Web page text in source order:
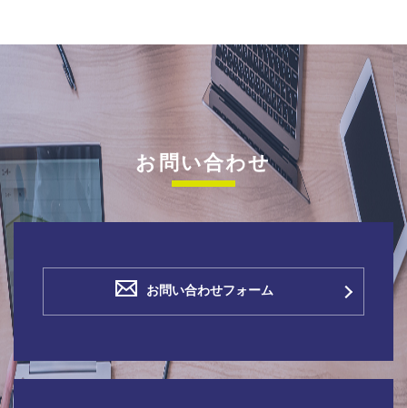
お問い合わせ
お問い合わせフォーム